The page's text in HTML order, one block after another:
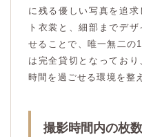
に残る優しい写真を追
ト衣裳と、細部までデ
せることで、唯一無二の
は完全貸切となってお
時間を過ごせる環境を整
撮影時間内の枚